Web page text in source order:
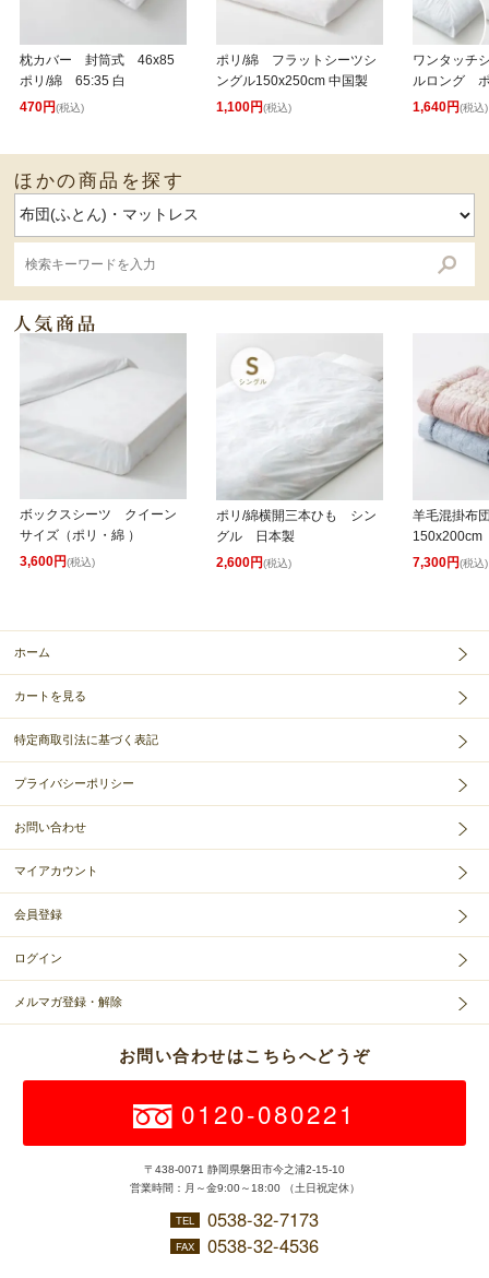
枕カバー 封筒式 46x85
ポリ/綿 65:35 白
470円(税込)
ポリ/綿 フラットシーツシ
ングル150x250cm 中国製
1,100円(税込)
ワンタッチ
ルロング
1,640円(税込)
ほかの商品を探す
ボックスシーツ クイーン
サイズ（ポリ・綿 ）
3,600円(税込)
ポリ/綿横開三本ひも シン
グル 日本製
2,600円(税込)
羊毛混掛布
150x200cm
7,300円(税込)
ホーム
カートを見る
特定商取引法に基づく表記
プライバシーポリシー
お問い合わせ
マイアカウント
会員登録
ログイン
メルマガ登録・解除
お問い合わせはこちらへどうぞ
0120-080221
〒438-0071 静岡県磐田市今之浦2-15-10
営業時間：月～金9:00～18:00 （土日祝定休）
TEL 0538-32-7173
FAX 0538-32-4536